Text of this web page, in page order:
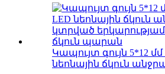
Կապույտ գույն 5*12 մմ
նեոնային ճկուն